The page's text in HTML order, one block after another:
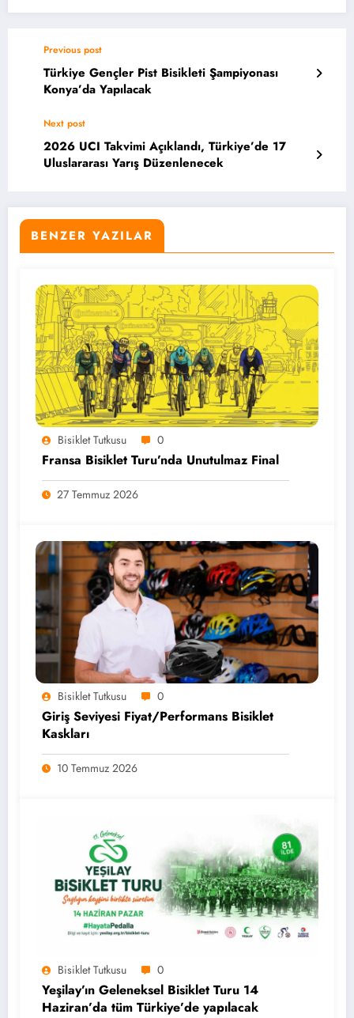
Previous post
Türkiye Gençler Pist Bisikleti Şampiyonası
Konya’da Yapılacak
Next post
2026 UCI Takvimi Açıklandı, Türkiye’de 17
Uluslararası Yarış Düzenlenecek
BENZER YAZILAR
Bisiklet Tutkusu 0
Fransa Bisiklet Turu’nda Unutulmaz Final
27 Temmuz 2026
Bisiklet Tutkusu 0
Giriş Seviyesi Fiyat/Performans Bisiklet
Kaskları
10 Temmuz 2026
Bisiklet Tutkusu 0
Yeşilay’ın Geleneksel Bisiklet Turu 14
Haziran’da tüm Türkiye’de yapılacak